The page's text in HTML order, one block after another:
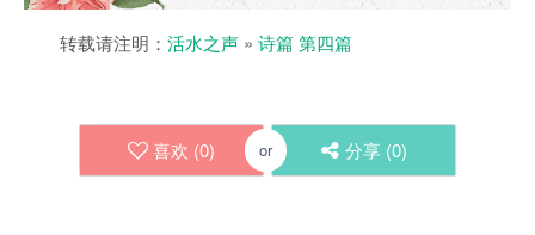
转载请注明： 活水之声 » 诗篇 第四篇
喜欢 (0) or 分享 (0)